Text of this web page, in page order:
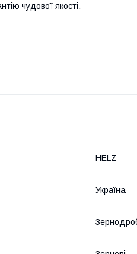
чудової якості.
HELZ
Україна